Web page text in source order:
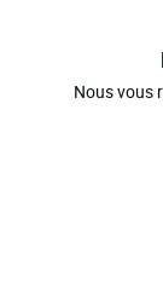
Nous vous